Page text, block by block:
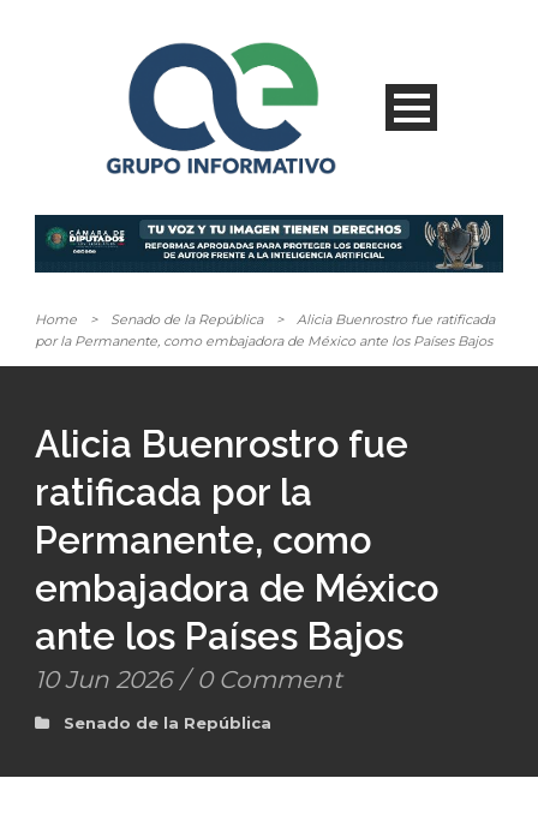
Home > Senado de la República >
Alicia Buenrostro fue ratificada
por la Permanente, como embajadora de México ante los Países Bajos
Alicia Buenrostro fue
ratificada por la
Permanente, como
embajadora de México
ante los Países Bajos
10 Jun 2026 / 0 Comment
Senado de la República